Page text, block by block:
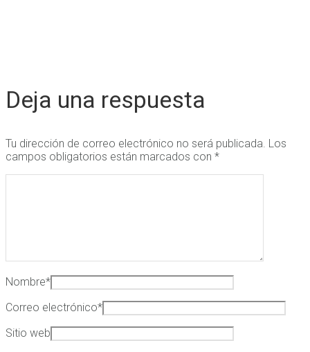
Deja una respuesta
Tu dirección de correo electrónico no será publicada. Los
campos obligatorios están marcados con *
Nombre*
Correo electrónico*
Sitio web